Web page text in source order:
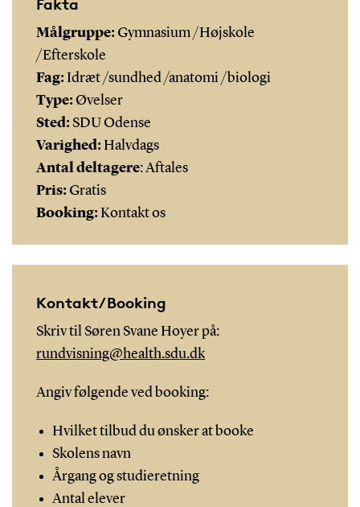
Fakta
Målgruppe: Gymnasium /Højskole
/Efterskole
Fag: Idræt /sundhed /anatomi /biologi
Type: Øvelser
Sted: SDU Odense
Varighed: Halvdags
Antal deltagere: Aftales
Pris: Gratis
Booking: Kontakt os
Kontakt/Booking
Skriv til Søren Svane Hoyer på:
rundvisning@health.sdu.dk
Angiv følgende ved booking:
Hvilket tilbud du ønsker at booke
Skolens navn
Årgang og studieretning
Antal elever